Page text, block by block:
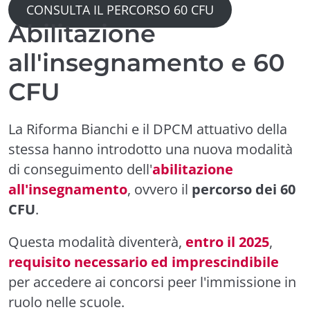
CONSULTA IL PERCORSO 60 CFU
Abilitazione
all'insegnamento e 60
CFU
La Riforma Bianchi e il DPCM attuativo della
stessa hanno introdotto una nuova modalità
di conseguimento dell'abilitazione
all'insegnamento, ovvero il percorso dei 60
CFU.
Questa modalità diventerà, entro il 2025,
requisito necessario ed imprescindibile
per accedere ai concorsi peer l'immissione in
ruolo nelle scuole.